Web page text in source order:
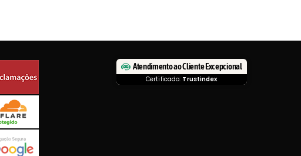
Atendimento ao Cliente Excepcional
Certificado: Trustindex